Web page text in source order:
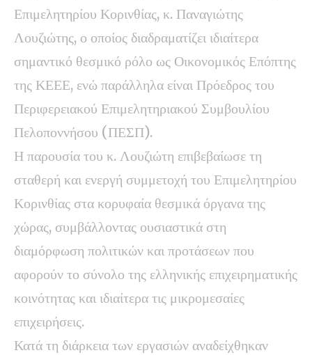
Επιμελητηρίου Κορινθίας, κ. Παναγιώτης
Λουζιώτης, ο οποίος διαδραματίζει ιδιαίτερα
σημαντικό θεσμικό ρόλο ως Οικονομικός Επόπτης
της ΚΕΕΕ, ενώ παράλληλα είναι Πρόεδρος του
Περιφερειακού Επιμελητηριακού Συμβουλίου
Πελοποννήσου (ΠΕΣΠ).
Η παρουσία του κ. Λουζιώτη επιβεβαίωσε τη
σταθερή και ενεργή συμμετοχή του Επιμελητηρίου
Κορινθίας στα κορυφαία θεσμικά όργανα της
χώρας, συμβάλλοντας ουσιαστικά στη
διαμόρφωση πολιτικών και προτάσεων που
αφορούν το σύνολο της ελληνικής επιχειρηματικής
κοινότητας και ιδιαίτερα τις μικρομεσαίες
επιχειρήσεις.
Κατά τη διάρκεια των εργασιών αναδείχθηκαν